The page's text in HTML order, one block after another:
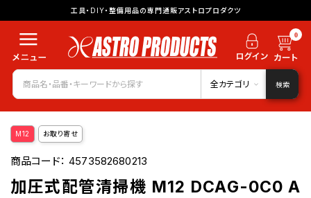
工具・DIY・整備用品の専門通販アストロプロダクツ
0
全カテゴリ 検索
M12 お取り寄せ
商品コード：4573582680213
加圧式配管清掃機 M12 DCAG-0C0 A